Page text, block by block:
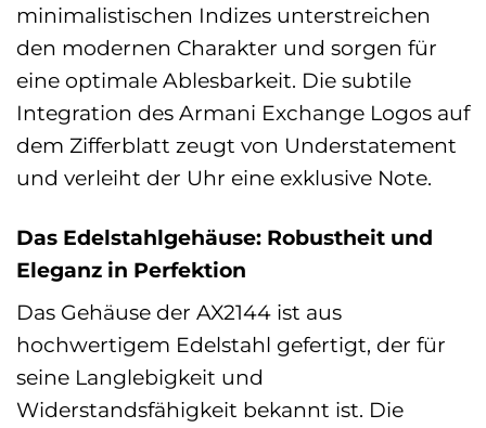
minimalistischen Indizes unterstreichen
den modernen Charakter und sorgen für
eine optimale Ablesbarkeit. Die subtile
Integration des Armani Exchange Logos auf
dem Zifferblatt zeugt von Understatement
und verleiht der Uhr eine exklusive Note.
Das Edelstahlgehäuse: Robustheit und
Eleganz in Perfektion
Das Gehäuse der AX2144 ist aus
hochwertigem Edelstahl gefertigt, der für
seine Langlebigkeit und
Widerstandsfähigkeit bekannt ist. Die